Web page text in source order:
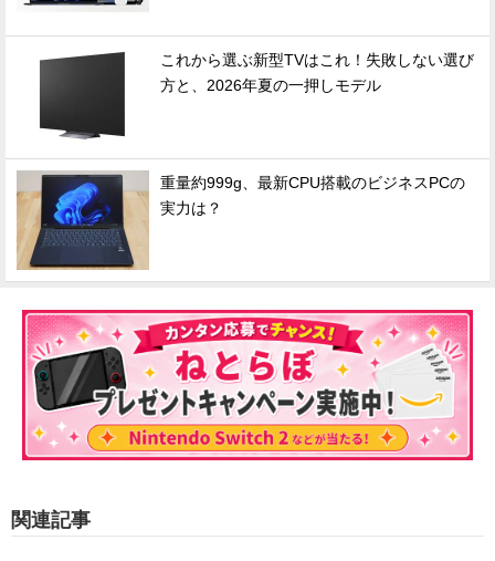
これから選ぶ新型TVはこれ！失敗しない選び
方と、2026年夏の一押しモデル
重量約999g、最新CPU搭載のビジネスPCの
実力は？
関連記事